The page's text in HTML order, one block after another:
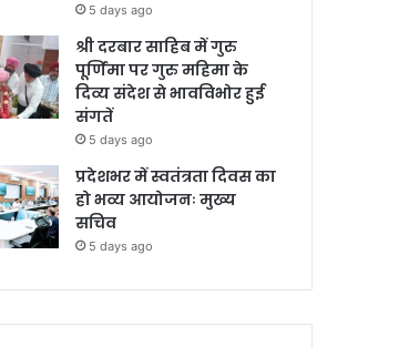
5 days ago
श्री दरबार साहिब में गुरु
पूर्णिमा पर गुरु महिमा के
दिव्य संदेश से भावविभोर हुई
संगतें
5 days ago
प्रदेशभर में स्वतंत्रता दिवस का
हो भव्य आयोजनः मुख्य
सचिव
5 days ago